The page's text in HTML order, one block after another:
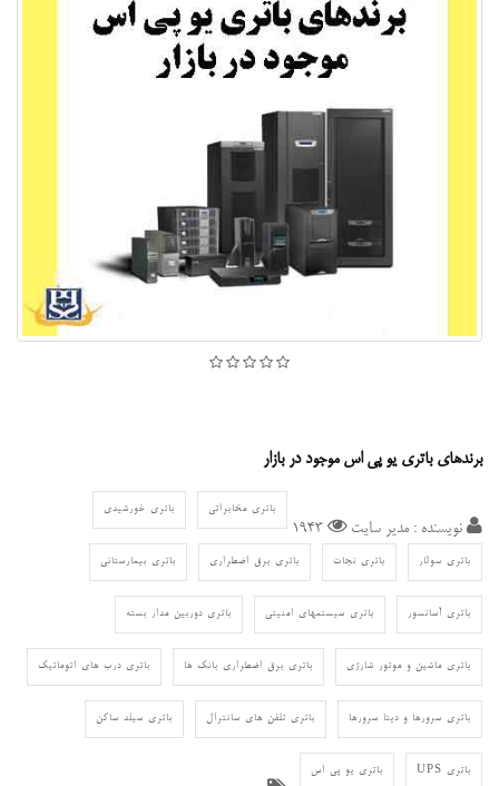
برندهای باتری یو پی اس موجود در بازار
نویسنده : مدیر سایت 1943
باتری مخابراتی باتری خورشیدی
باتری سولار باتری نجات باتری برق اضطراری باتری بیمارستانی
باتری آسانسور باتری سیستمهای امنیتی باتری دوربین مدار بسته
باتری ماشین و موتور شارژی باتری برق اضطراری بانک ها باتری درب های اتوماتیک
باتری سرورها و دیتا سرورها باتری تلفن های سانترال باتری سیلد ساکن
باتری UPS باتری یو پی اس